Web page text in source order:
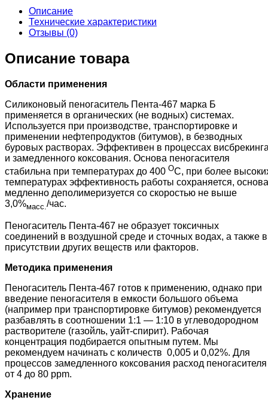
пеногаситель
Пента
467
марка
Описание
Технические характеристики
Отзывы (0)
Описание товара
Области применения
Силиконовый пеногаситель Пента-467 марка Б
применяется в органических (не водных) системах.
Используется при производстве, транспортировке и
применении нефтепродуктов (битумов), в безводных
буровых растворах. Эффективен в процессах
и замедленного коксования. Основа пеногасителя
стабильна при температурах до 400 ОС, при более
температурах эффективность работы сохраняется, основа
медленно деполимеризуется со скоростью не выше
3,0%масс./час.
Пеногаситель Пента-467 не образует токсичных
соединений в воздушной среде и сточных водах, а также в
присутствии других веществ или факторов.
Методика применения
Пеногаситель Пента-467 готов к применению, однако при
введение пеногасителя в емкости большого объема
(например при транспортировке битумов) рекомендуется
разбавлять в соотношении 1:1 — 1:10 в углеводородном
растворителе (газойль, уайт-спирит). Рабочая
концентрация подбирается опытным путем. Мы
рекомендуем начинать с количеств 0,005 и 0,02%. Для
процессов замедленного коксования расход пеногасителя
от 4 до 80 ppm.
Хранение